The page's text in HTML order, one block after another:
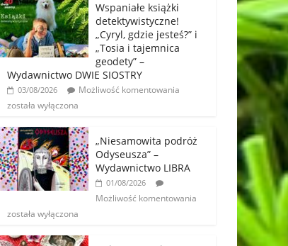
Wspaniałe książki
detektywistyczne!
„Cyryl, gdzie jesteś?” i
„Tosia i tajemnica
geodety” –
Wydawnictwo DWIE SIOSTRY
03/08/2026
Możliwość komentowania
została wyłączona
„Niesamowita podróż
Odyseusza” –
Wydawnictwo LIBRA
01/08/2026
Możliwość komentowania
została wyłączona